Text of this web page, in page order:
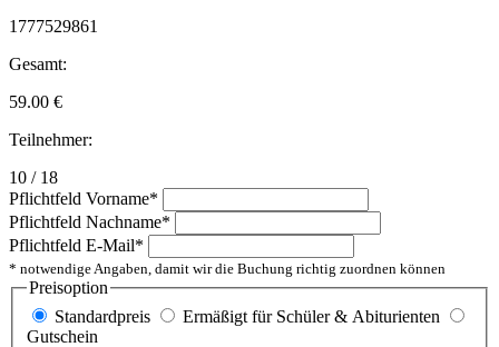
1777529861
Gesamt:
59.00 €
Teilnehmer:
10 / 18
Pflichtfeld Vorname*
Pflichtfeld Nachname*
Pflichtfeld E-Mail*
* notwendige Angaben, damit wir die Buchung richtig zuordnen können
Preisoption
Standardpreis
Ermäßigt für Schüler & Abiturienten
Gutschein